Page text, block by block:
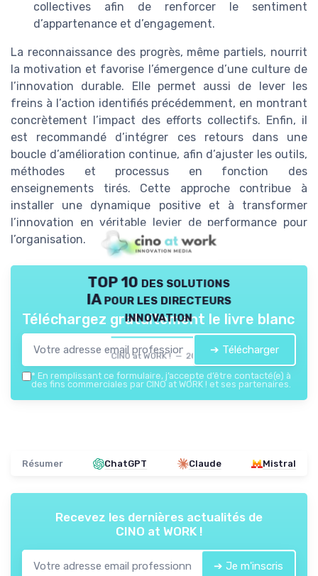
collectives afin de renforcer le sentiment
d’appartenance et d’engagement.
La reconnaissance des progrès, même partiels, nourrit
la motivation et favorise l’émergence d’une culture de
l’innovation durable. Elle permet aussi de lever les
freins à l’action identifiés précédemment, en montrant
concrètement l’impact des efforts collectifs. Enfin, il
est recommandé d’intégrer ces retours dans une
boucle d’amélioration continue, afin d’ajuster les outils,
méthodes et processus en fonction des
enseignements tirés. Cette approche contribue à
installer une dynamique positive et à transformer
l’innovation en véritable levier de performance pour
l’organisation.
TOP 10 des solutions
IA pour les directeurs
innovation
CINO at WORK ! — 2026
Téléchargez gratuitement le livre blanc
➔ Télécharger
* En remplissant ce formulaire, j’accepte d’être contacté(e) à
des fins commerciales par CINO at WORK ! et ses partenaires.
Résumer ChatGPT Claude Mistral
Recevez les dernières actualités de
CINO at WORK !
➔ Je m'inscris